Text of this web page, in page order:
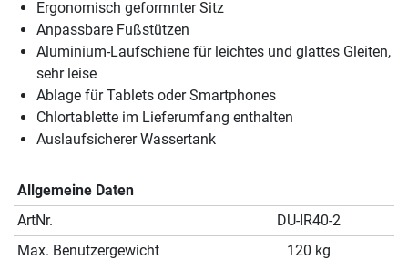
Ergonomisch geformnter Sitz
Anpassbare Fußstützen
Aluminium-Laufschiene für leichtes und glattes Gleiten,
sehr leise
Ablage für Tablets oder Smartphones
Chlortablette im Lieferumfang enthalten
Auslaufsicherer Wassertank
Allgemeine Daten
ArtNr.
DU-IR40-2
Max. Benutzergewicht
120 kg